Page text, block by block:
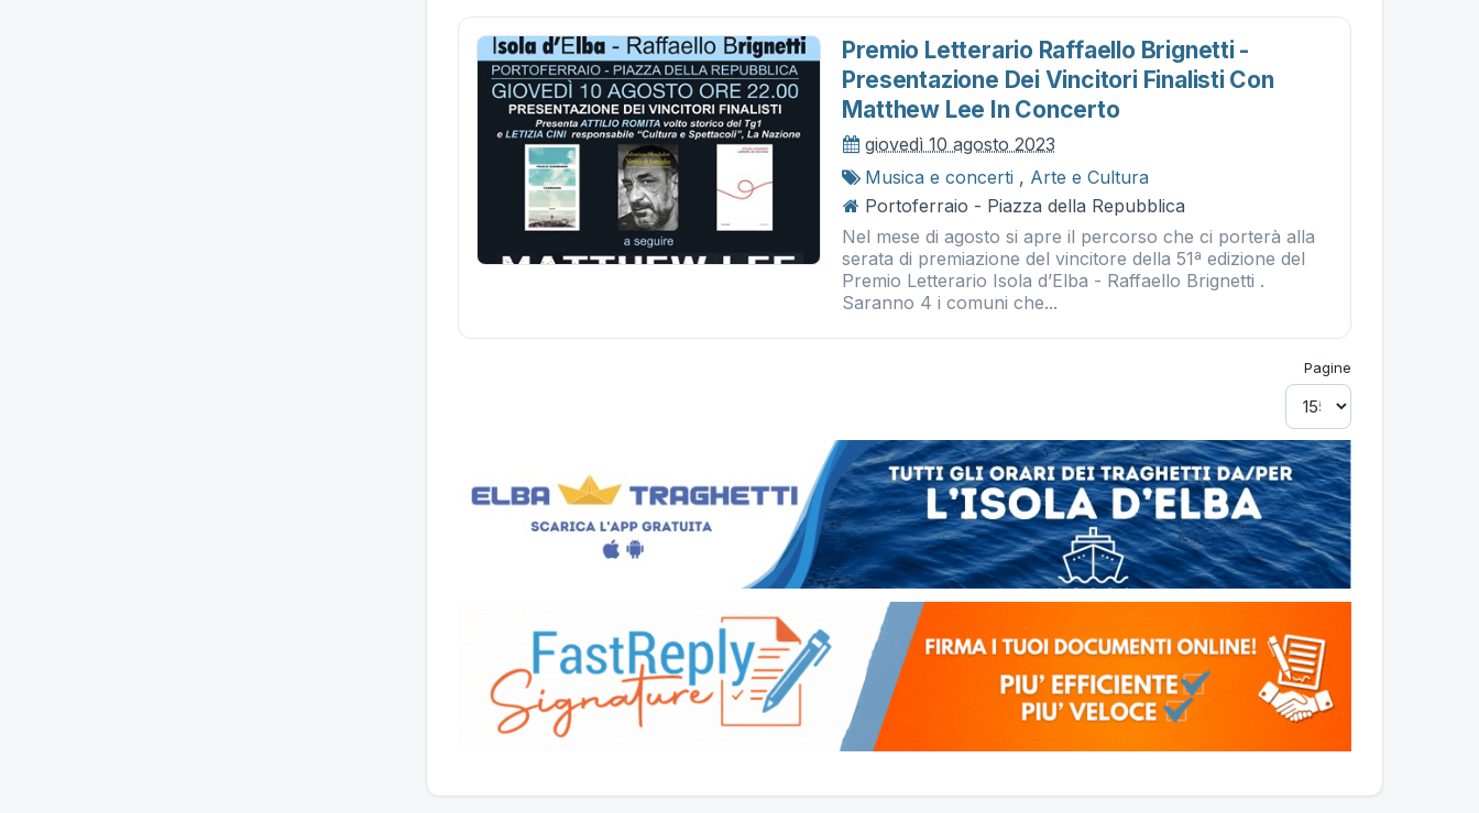
Premio Letterario Raffaello Brignetti -
Presentazione Dei Vincitori Finalisti Con
Matthew Lee In Concerto
giovedì 10 agosto 2023
Musica e concerti , Arte e Cultura
Portoferraio - Piazza della Repubblica
Nel mese di agosto si apre il percorso che ci porterà alla
serata di premiazione del vincitore della 51ª edizione del
Premio Letterario Isola d’Elba - Raffaello Brignetti .
Saranno 4 i comuni che...
Pagine